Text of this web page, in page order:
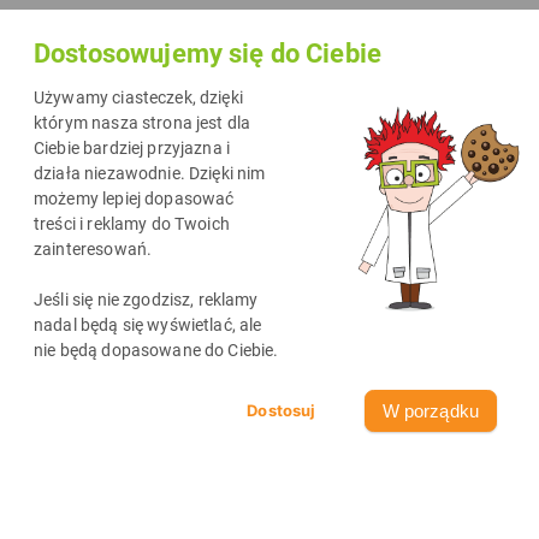
Dostosowujemy się do Ciebie
Używamy ciasteczek, dzięki
którym nasza strona jest dla
Ciebie bardziej przyjazna i
działa niezawodnie. Dzięki nim
możemy lepiej dopasować
treści i reklamy do Twoich
zainteresowań.
Jeśli się nie zgodzisz, reklamy
nadal będą się wyświetlać, ale
nie będą dopasowane do Ciebie.
W porządku
Najnowsze wpisy
zobacz wszystkie